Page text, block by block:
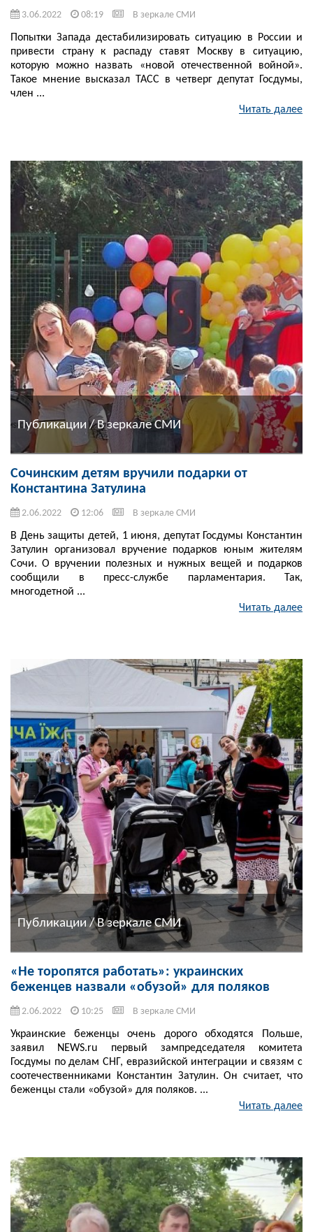
3.06.2022 08:19 В зеркале СМИ
Попытки Запада дестабилизировать ситуацию в России и
привести страну к распаду ставят Москву в ситуацию,
которую можно назвать «новой отечественной войной».
Такое мнение высказал ТАСС в четверг депутат Госдумы,
член ...
Читать далее
Публикации / В зеркале СМИ
Сочинским детям вручили подарки от
Константина Затулина
2.06.2022 12:06 В зеркале СМИ
В День защиты детей, 1 июня, депутат Госдумы Константин
Затулин организовал вручение подарков юным жителям
Сочи. О вручении полезных и нужных вещей и подарков
сообщили в пресс-службе парламентария. Так,
многодетной ...
Читать далее
Публикации / В зеркале СМИ
«Не торопятся работать»: украинских
беженцев назвали «обузой» для поляков
2.06.2022 10:25 В зеркале СМИ
Украинские беженцы очень дорого обходятся Польше,
заявил NEWS.ru первый зампредседателя комитета
Госдумы по делам СНГ, евразийской интеграции и связям с
соотечественниками Константин Затулин. Он считает, что
беженцы стали «обузой» для поляков. ...
Читать далее